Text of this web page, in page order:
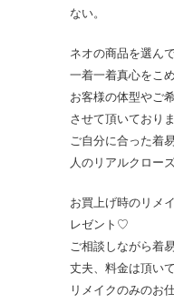
ない。
ネオの商品を選ん
一着一着真心をこ
お客様の体型やご
させて頂いておりま
ご自分に合った着
人のリアルクロー
お買上げ時のリメ
レゼント♡
ご相談しながら着
丈夫、料金は頂い
リメイクのみのお